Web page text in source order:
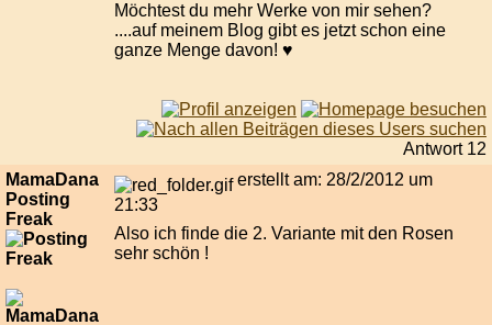
Möchtest du mehr Werke von mir sehen?
....auf meinem Blog gibt es jetzt schon eine
ganze Menge davon! ♥
Antwort 12
MamaDana
Posting
Freak
erstellt am: 28/2/2012 um
21:33
Also ich finde die 2. Variante mit den Rosen
sehr schön !